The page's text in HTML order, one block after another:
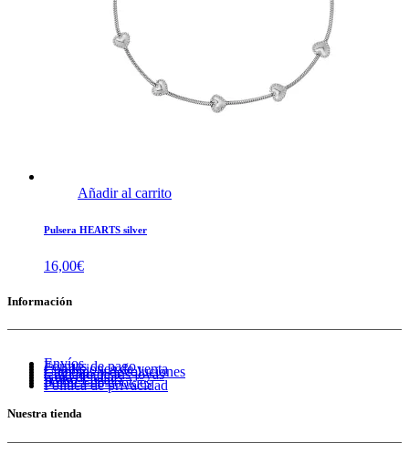
Añadir al carrito
Pulsera HEARTS silver
16,00€
Información
Envíos
Formas de pago
Condiciones de venta
Cambios y devoluciones
Cuidado de tus joyas
Guía de tallas
Aviso Legal
Política de cookies
Política de privacidad
Nuestra tienda